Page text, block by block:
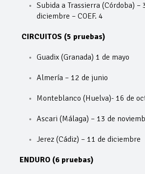
Subida a Trassierra (Córdoba) –
diciembre – COEF. 4
CIRCUITOS (5 pruebas)
Guadix (Granada) 1 de mayo
Almería – 12 de junio
Monteblanco (Huelva)- 16 de
Ascari (Málaga) – 13 de
Jerez (Cádiz) – 11 de diciembre
ENDURO (6 pruebas)